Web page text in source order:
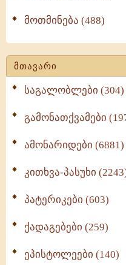
მოთმინება (488)
მთავარი
საგალობლები (304)
გამონათქვამები
ამონარიდები (6881)
კითხვა-პასუხი
პატერიკები (603)
ქადაგებები (259)
ეპისტოლეები (140)